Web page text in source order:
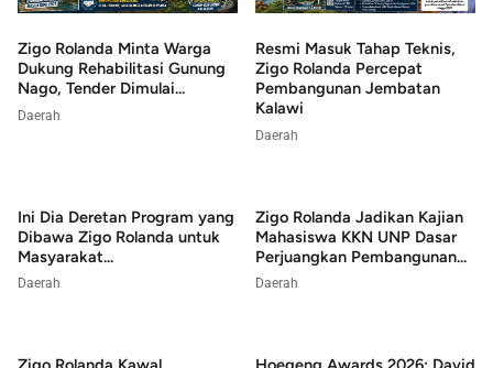
Zigo Rolanda Minta Warga
Dukung Rehabilitasi Gunung
Nago, Tender Dimulai...
Daerah
Resmi Masuk Tahap Teknis,
Zigo Rolanda Percepat
Pembangunan Jembatan
Kalawi
Daerah
Ini Dia Deretan Program yang
Dibawa Zigo Rolanda untuk
Masyarakat...
Daerah
Zigo Rolanda Jadikan Kajian
Mahasiswa KKN UNP Dasar
Perjuangkan Pembangunan...
Daerah